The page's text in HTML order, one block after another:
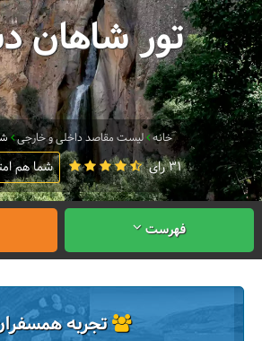
تور
خانه لیست مقاصد داخلی و خارجی
31 رای شما هم
فهرست
تجربه